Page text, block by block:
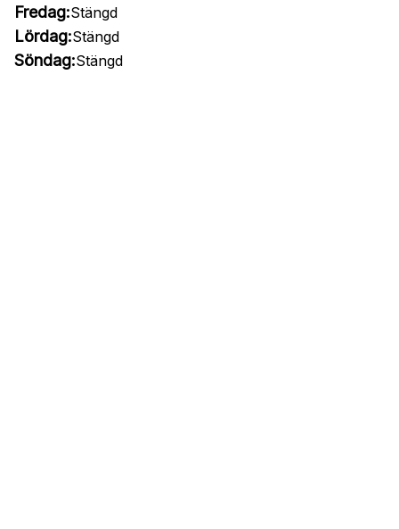
Fredag:Stängd
Lördag:Stängd
Söndag:Stängd